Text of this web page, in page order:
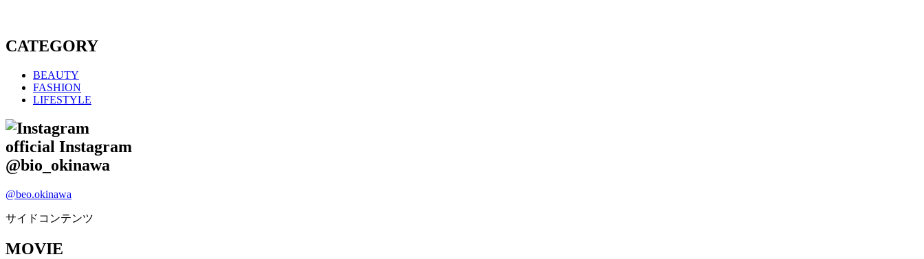
CATEGORY
BEAUTY
FASHION
LIFESTYLE
official Instagram
@bio_okinawa
@beo.okinawa
サイドコンテンツ
MOVIE